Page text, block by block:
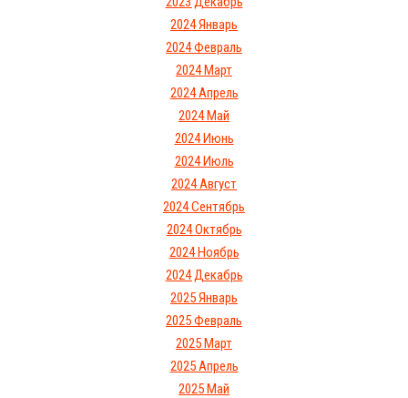
2024 Январь
2024 Февраль
2024 Март
2024 Апрель
2024 Май
2024 Июнь
2024 Июль
2024 Август
2024 Сентябрь
2024 Октябрь
2024 Ноябрь
2024 Декабрь
2025 Январь
2025 Февраль
2025 Март
2025 Апрель
2025 Май